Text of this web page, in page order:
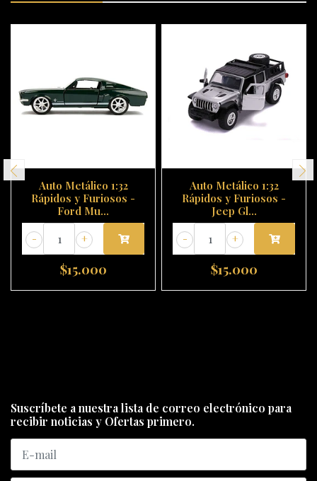
Auto Metálico 1:32
Rápidos y Furiosos -
Ford Mu...
+
-
$15.000
Auto Metálico 1:32
Rápidos y Furiosos -
Jeep Gl...
+
-
$15.000
Suscríbete a nuestra lista de correo electrónico para
recibir noticias y Ofertas primero.